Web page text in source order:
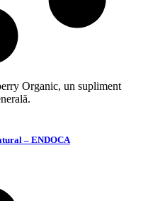
– ENDOCA